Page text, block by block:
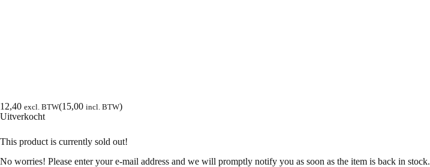
12,40 excl. BTW(15,00 incl. BTW)
Uitverkocht
This product is currently sold out!
No worries! Please enter your e-mail address and we will promptly notify you as soon as the item is back in stock.